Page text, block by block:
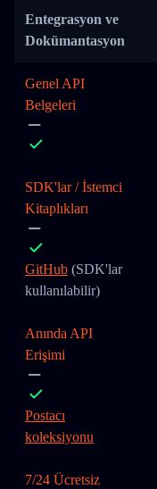
Entegrasyon ve
Dokümantasyon
Genel API
Belgeleri
SDK'lar / İstemci
Kitaplıkları
GitHub (SDK'lar
kullanılabilir)
Anında API
Erişimi
Postacı
koleksiyonu
7/24 Ücretsiz